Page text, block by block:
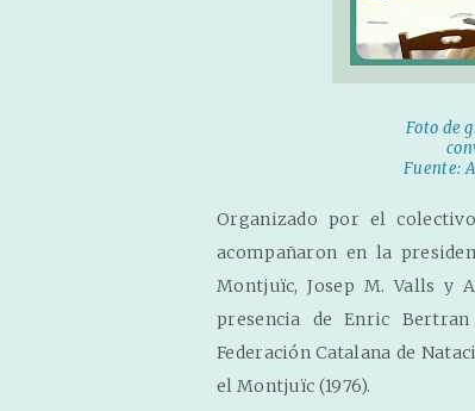
Foto de
Fuente:
Organizado por el
acompañaron en la
Montjuïc, Josep M. Valls y
presencia de Enric
Federación Catalana de
el Montjuïc (1976).